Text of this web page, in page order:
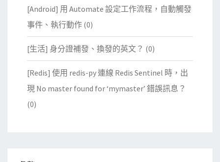
[Android] 用 Automate 設定工作流程，自動觸發
事件、執行動作 (0)
[生活] 身分證補發、換發的英文？ (0)
[Redis] 使用 redis-py 連線 Redis Sentinel 時，出
現 No master found for ‘mymaster’ 錯誤訊息？
(0)